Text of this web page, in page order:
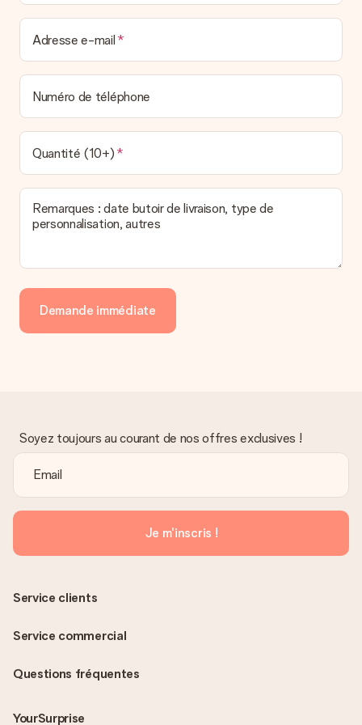
Nous déplorons le fait que votre cadeau ne vous plaise pas.
Vous pouvez dans ce cas contacter notre service client qui
vous aidera à trouver une solution satisfaisante.
l’envoyons par e-mail avec la confirmation de commande. Vous
pouvez de même retrouver votre facture dans votre espace
personnel MySurprise. Vous pouvez ainsi être tranquille et
envoyer directement le cadeau à l’heureux destinataire, pour
un véritable effet surprise !
Adresse e-mail
Numéro de téléphone
Quantité (10+)
Remarques : date butoir de livraison, type de
personnalisation, autres
Demande immédiate
Soyez toujours au courant de nos offres exclusives !
Je m'inscris !
Questions fréquentes
YourSurprise
Service clients
Service commercial